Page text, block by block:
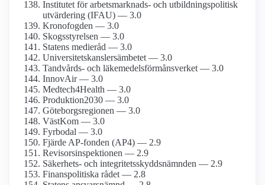
Institutet för arbetsmarknads- och utbildnings­politisk
utvärdering (IFAU) — 3.0
Kronofogden — 3.0
Skogsstyrelsen — 3.0
Statens medieråd — 3.0
Universitetskanslers­ämbetet — 3.0
Tandvårds- och läkemedels­förmåns­verket — 3.0
InnovAir — 3.0
Medtech4­Health — 3.0
Produktion2030 — 3.0
Göteborgs­regionen — 3.0
VästKom — 3.0
Fyrbodal — 3.0
Fjärde AP-fonden (AP4) — 2.9
Revisors­inspektionen — 2.9
Säkerhets- och integritets­skydds­nämnden — 2.9
Finanspolitiska rådet — 2.8